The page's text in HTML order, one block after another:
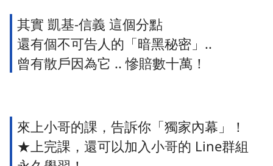
其實 凱基-信義 這個分點
還有個不可告人的「暗黑秘密」..
曾有散戶因為它 .. 慘賠數十萬！
來上小哥的課，告訴你「獨家內幕」！
★上完課，還可以加入小哥的 Line群組